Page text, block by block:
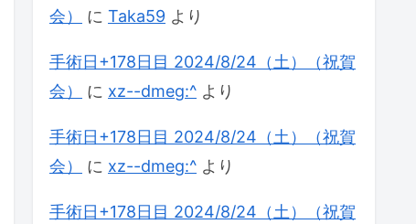
会）
に Taka59 より
手術日+178日目 2024/8/24（土）（祝賀
会）
に xz--dmeg:^ より
手術日+178日目 2024/8/24（土）（祝賀
会）
に xz--dmeg:^ より
手術日+178日目 2024/8/24（土）（祝賀